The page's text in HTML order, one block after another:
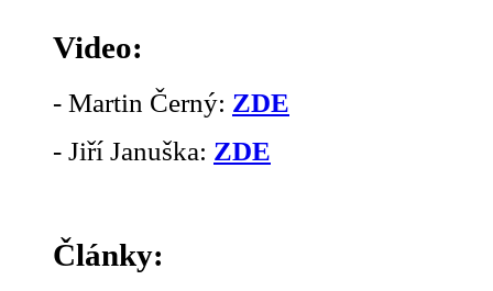
Video:
- Martin Černý: ZDE
- Jiří Januška: ZDE
Články: